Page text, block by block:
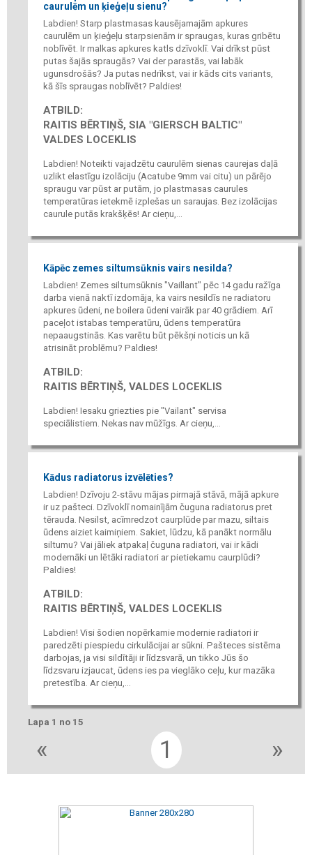
caurulēm un ķieģeļu sienu?
Labdien! Starp plastmasas kausējamajām apkures
caurulēm un ķieģeļu starpsienām ir spraugas, kuras gribētu
noblīvēt. Ir malkas apkures katls dzīvoklī. Vai drīkst pūst
putas šajās spraugās? Vai der parastās, vai labāk
ugunsdrošās? Ja putas nedrīkst, vai ir kāds cits variants,
kā šīs spraugas noblīvēt? Paldies!
ATBILD:
RAITIS BĒRTIŅŠ, SIA "GIERSCH BALTIC"
VALDES LOCEKLIS
Labdien! Noteikti vajadzētu caurulēm sienas caurejas daļā
uzlikt elastīgu izolāciju (Acatube 9mm vai citu) un pārējo
spraugu var pūst ar putām, jo plastmasas caurules
temperatūras ietekmē izplešas un saraujas. Bez izolācijas
caurule putās krakšķēs! Ar cieņu,...
Kāpēc zemes siltumsūknis vairs nesilda?
Labdien! Zemes siltumsūknis "Vaillant" pēc 14 gadu ražīga
darba vienā naktī izdomāja, ka vairs nesildīs ne radiatoru
apkures ūdeni, ne boilera ūdeni vairāk par 40 grādiem. Arī
paceļot istabas temperatūru, ūdens temperatūra
nepaaugstinās. Kas varētu būt pēkšņi noticis un kā
atrisināt problēmu? Paldies!
ATBILD:
RAITIS BĒRTIŅŠ, VALDES LOCEKLIS
Labdien! Iesaku griezties pie "Vailant" servisa
speciālistiem. Nekas nav mūžīgs. Ar cieņu,...
Kādus radiatorus izvēlēties?
Labdien! Dzīvoju 2-stāvu mājas pirmajā stāvā, mājā apkure
ir uz pašteci. Dzīvoklī nomainījām čuguna radiatorus pret
tērauda. Nesilst, acīmredzot caurplūde par mazu, siltais
ūdens aiziet kaimiņiem. Sakiet, lūdzu, kā panākt normālu
siltumu? Vai jāliek atpakaļ čuguna radiatori, vai ir kādi
modernāki un lētāki radiatori ar pietiekamu caurplūdi?
Paldies!
ATBILD:
RAITIS BĒRTIŅŠ, VALDES LOCEKLIS
Labdien! Visi šodien nopērkamie modernie radiatori ir
paredzēti piespiedu cirkulācijai ar sūkni. Pašteces sistēma
darbojas, ja visi sildītāji ir līdzsvarā, un tikko Jūs šo
līdzsvaru izjaucat, ūdens ies pa vieglāko ceļu, kur mazāka
pretestība. Ar cieņu,...
Lapa 1 no 15
« 1 »